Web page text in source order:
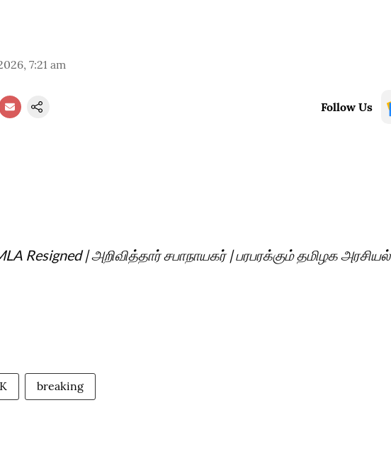
7:21 am
Follow Us
Resigned | அறிவித்தார் சபாநாயகர் | பரபரக்கும் தமிழக அரசியல்
breaking